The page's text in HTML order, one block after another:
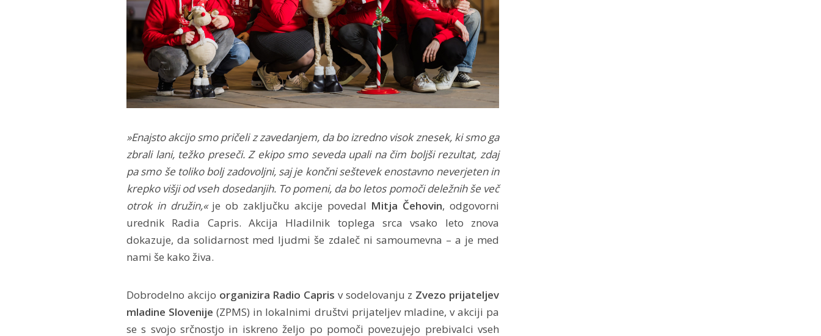
»Enajsto akcijo smo pričeli z zavedanjem, da bo izredno visok znesek, ki smo ga
zbrali lani, težko preseči. Z ekipo smo seveda upali na čim boljši rezultat, zdaj
pa smo še toliko bolj zadovoljni, saj je končni seštevek enostavno neverjeten in
krepko višji od vseh dosedanjih. To pomeni, da bo letos pomoči deležnih še več
otrok in družin,«je ob zaključku akcije povedal Mitja Čehovin, odgovorni
urednik Radia Capris. Akcija Hladilnik toplega srca vsako leto znova
dokazuje, da solidarnost med ljudmi še zdaleč ni samoumevna – a je med
nami še kako živa.
Dobrodelno akcijo organizira Radio Capris v sodelovanju z Zvezo prijateljev
mladine Slovenije(ZPMS) in lokalnimi društvi prijateljev mladine, v akciji pa
se s svojo srčnostjo in iskreno željo po pomoči povezujejo prebivalci vseh